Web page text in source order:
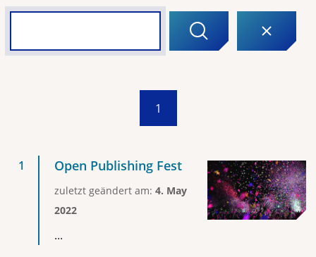
1
Open Publishing Fest
zuletzt geändert am: 4. May
2022
...